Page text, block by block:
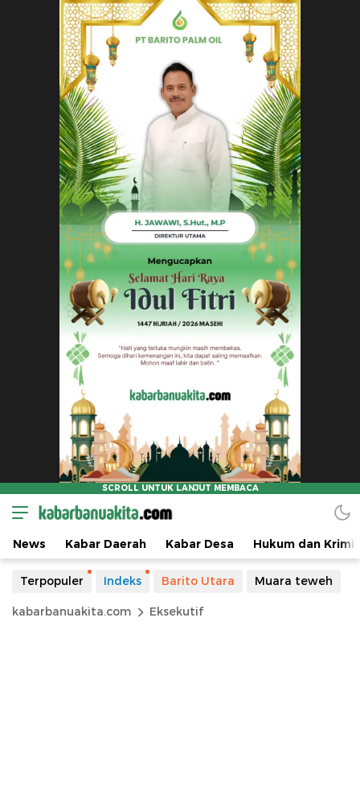
News Kabar Daerah Kabar Desa Hukum dan
Terpopuler Indeks Barito Utara Muara teweh
kabarbanuakita.com Eksekutif